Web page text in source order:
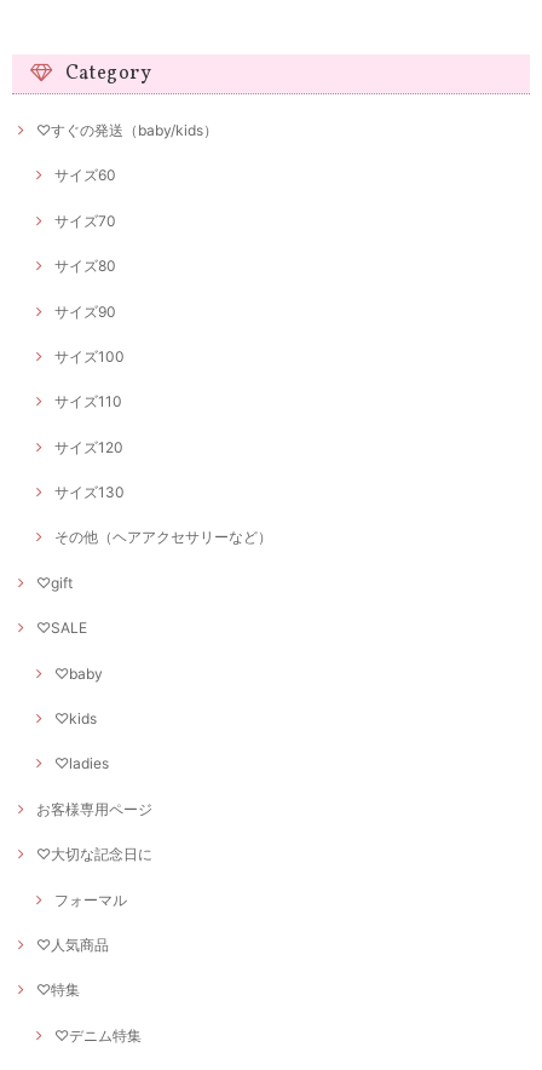
Category
♡すぐの発送（baby/kids）
サイズ60
サイズ70
サイズ80
サイズ90
サイズ100
サイズ110
サイズ120
サイズ130
その他（ヘアアクセサリーなど）
♡gift
♡SALE
♡baby
♡kids
♡ladies
お客様専用ページ
♡大切な記念日に
フォーマル
♡人気商品
♡特集
♡デニム特集